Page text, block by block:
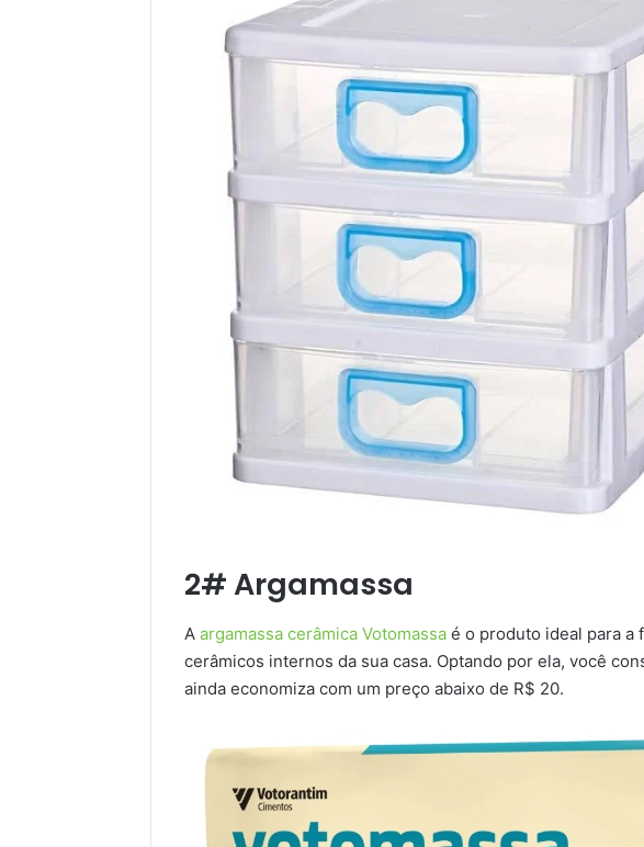
2# Argamassa
A argamassa cerâmica Votomassa é o produto ideal para a
cerâmicos internos da sua casa. Optando por ela, você
ainda economiza com um preço abaixo de R$ 20.